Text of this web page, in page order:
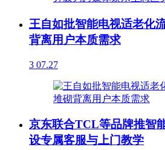
王自如批智能电视适老化
背离用户本质需求
3 07.27
京东联合TCL等品牌推智
设专属客服与上门教学